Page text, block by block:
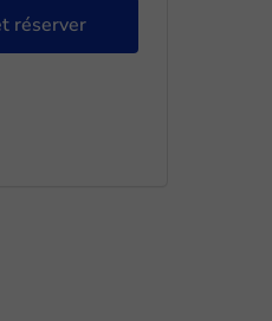
réserver